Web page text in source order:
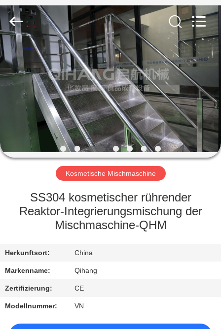
HAUS
PRODUKTE
ÜBER
UNS
FABRIK-
AUSFLUG
QUALITÄTSKONTROLLE
SIE
MIT
UNS
IN
VERBINDUNG
Fournisseur.
Copyright
2020
-
2022
cosmetic-
makingmachine.com.
All
Rights
Reserved.
Kosmetische Mischmaschine
SS304 kosmetischer rührender
Reaktor-Integrierungsmischung der
Mischmaschine-QHM
Herkunftsort: China
Markenname: Qihang
Zertifizierung: CE
Modellnummer: VN